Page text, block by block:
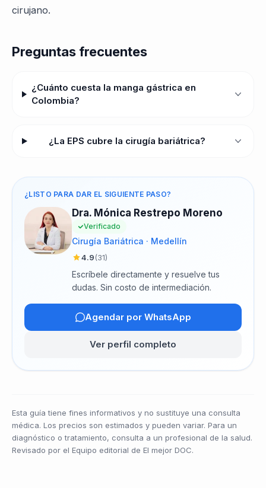
cirujano.
Preguntas frecuentes
¿Cuánto cuesta la manga gástrica en
Colombia?
¿La EPS cubre la cirugía bariátrica?
¿LISTO PARA DAR EL SIGUIENTE PASO?
Dra. Mónica Restrepo Moreno
Verificado
Cirugía Bariátrica · Medellín
4.9(31)
Escríbele directamente y resuelve tus
dudas. Sin costo de intermediación.
Agendar por WhatsApp
Ver perfil completo
Esta guía tiene fines informativos y no sustituye una consulta
médica. Los precios son estimados y pueden variar. Para un
diagnóstico o tratamiento, consulta a un profesional de la salud.
Revisado por el Equipo editorial de El mejor DOC.